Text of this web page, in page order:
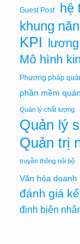
Guest Post hệ
khung
KPI
Mô hình
Phương pháp
phần mềm
Quản lý chất lượng
Quản lý
Quản trị
truyền thông nội bộ
Văn hóa doanh
đánh giá
định biên